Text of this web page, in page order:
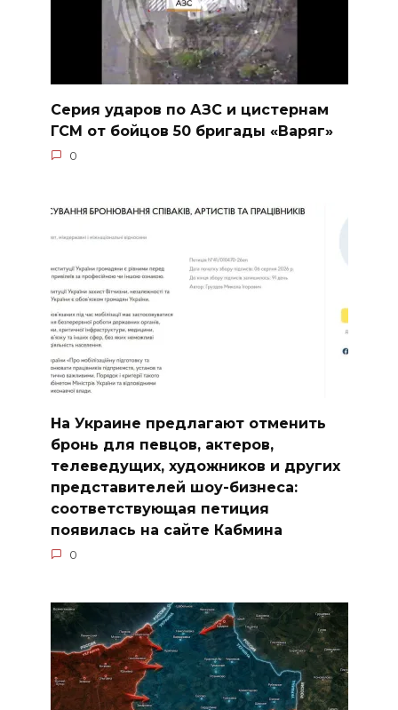
Серия ударов по АЗС и цистернам
ГСМ от бойцов 50 бригады «Варяг»
0
На Украине предлагают отменить
бронь для певцов, актеров,
телеведущих, художников и других
представителей шоу-бизнеса:
соответствующая петиция
появилась на сайте Кабмина
0